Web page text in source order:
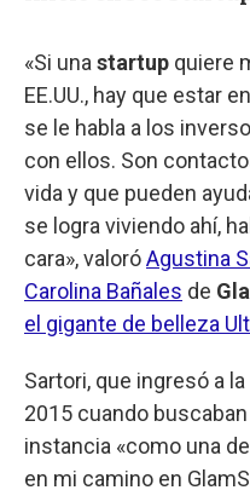
«Si una startup quiere
EE.UU., hay que estar
se le habla a los
con ellos. Son
vida y que pueden
se logra viviendo ahí,
cara», valoróAgustina
Carolina Bañales de
el gigante de belleza
Sartori, que ingresó a
2015 cuando buscaban
instancia «como una
en mi camino en